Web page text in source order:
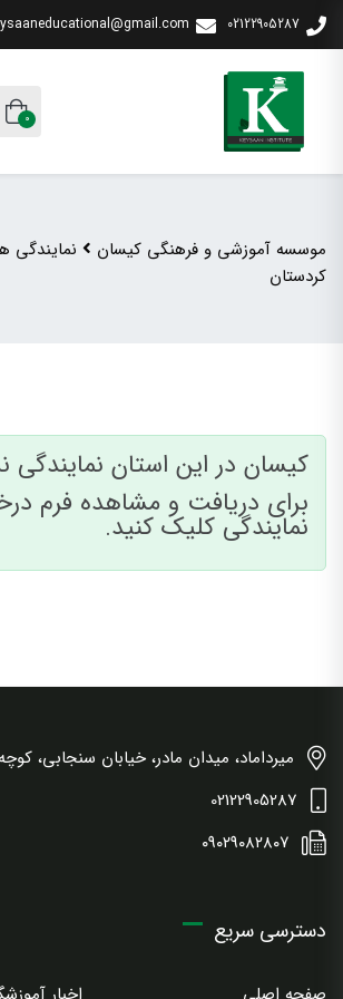
02122905287
0
موسسه آموزشی و فرهنگی کیسان
نمایندگی
کردستان
کیسان در این استان نمایندگی
برای دریافت و مشاهده فرم
نمایندگی کلیک کنید.
میرداماد، میدان مادر، خیابان سنجابی، کوچه یک
02122905287
۰۹۰۲۹۰۸۲۸۰۷
دسترسی سریع